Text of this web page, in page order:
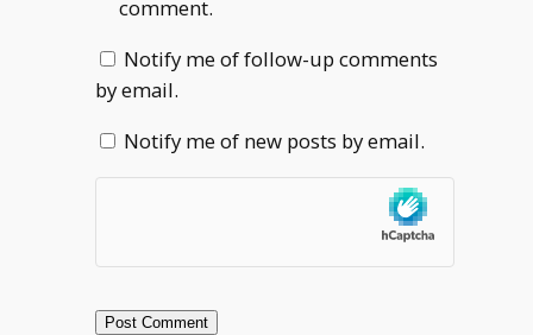
comment.
Notify me of follow-up comments
by email.
Notify me of new posts by email.